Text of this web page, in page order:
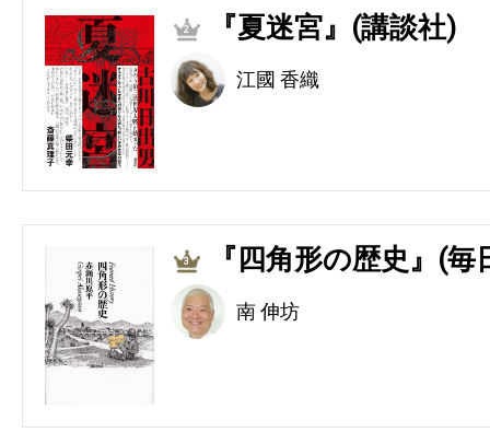
2 『夏迷宮』(講談社)
江國 香織
3 『四角形の歴史』(毎
南 伸坊